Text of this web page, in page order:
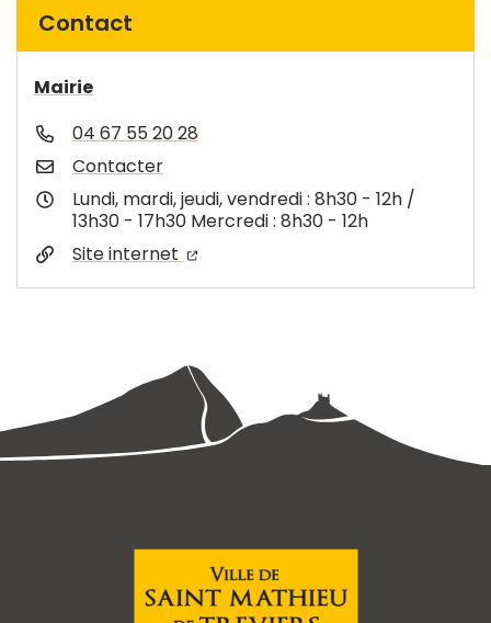
Contact
Mairie
04 67 55 20 28
Contacter
Lundi, mardi, jeudi, vendredi : 8h30 - 12h /
13h30 - 17h30 Mercredi : 8h30 - 12h
Site internet